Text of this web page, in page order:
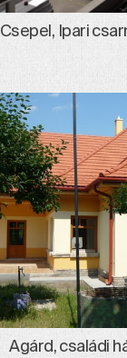
Csepel, Ipari
Agárd, családi